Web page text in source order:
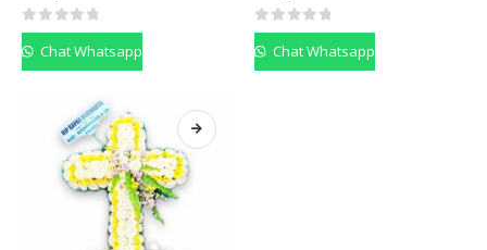
0out of 5
Chat Whatsapp
0out of 5
Chat Whatsapp